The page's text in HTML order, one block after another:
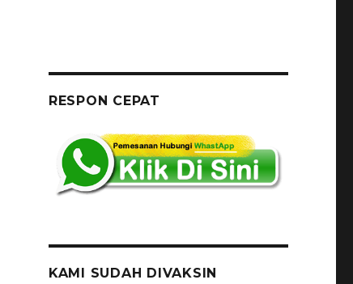
RESPON CEPAT
KAMI SUDAH DIVAKSIN